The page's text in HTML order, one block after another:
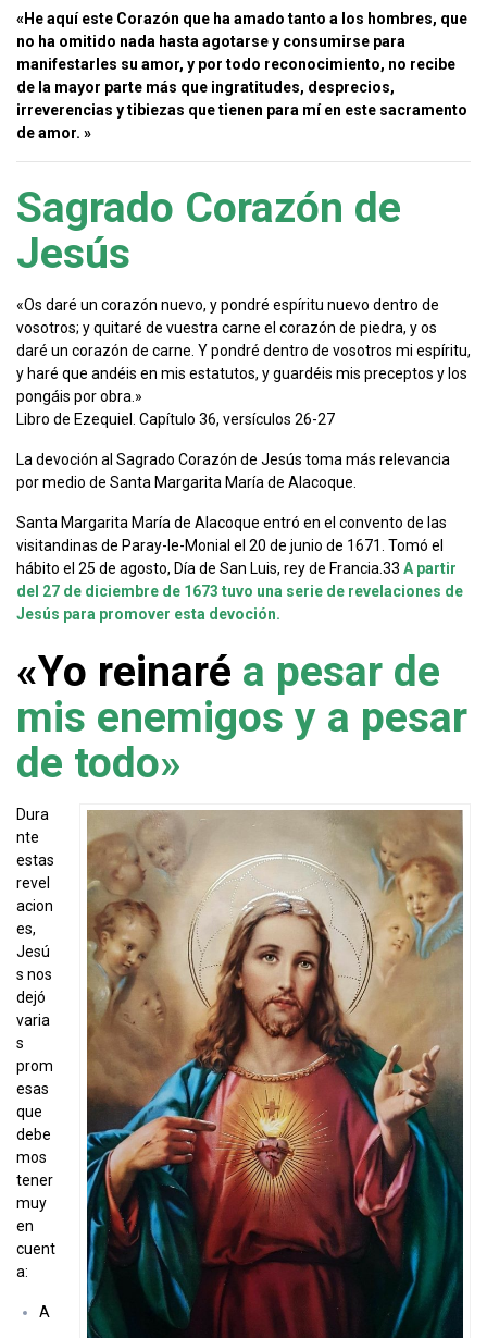
«He aquí este Corazón que ha amado tanto a los hombres, que
no ha omitido nada hasta agotarse y consumirse para
manifestarles su amor, y por todo reconocimiento, no recibe
de la mayor parte más que ingratitudes, desprecios,
irreverencias y tibiezas que tienen para mí en este sacramento
de amor. »
Sagrado Corazón de
Jesús
«Os daré un corazón nuevo, y pondré espíritu nuevo dentro de
vosotros; y quitaré de vuestra carne el corazón de piedra, y os
daré un corazón de carne. Y pondré dentro de vosotros mi espíritu,
y haré que andéis en mis estatutos, y guardéis mis preceptos y los
pongáis por obra.»
Libro de Ezequiel. Capítulo 36, versículos 26-27
La devoción al Sagrado Corazón de Jesús toma más relevancia
por medio de Santa Margarita María de Alacoque.
Santa Margarita María de Alacoque entró en el convento de las
visitandinas de Paray-le-Monial el 20 de junio de 1671. Tomó el
hábito el 25 de agosto, Día de San Luis, rey de Francia.33 A partir
del 27 de diciembre de 1673 tuvo una serie de revelaciones de
Jesús para promover esta devoción.
«Yo reinaré a pesar de
mis enemigos y a pesar
de todo»
Dura
nte
estas
revel
acion
es,
Jesú
s nos
dejó
varia
s
prom
esas
que
debe
mos
tener
muy
en
cuent
a:
A